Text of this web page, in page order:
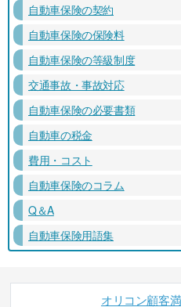
自動車保険の契約
自動車保険の保険料
自動車保険の等級制度
交通事故・事故対応
自動車保険の必要書類
自動車の税金
費用・コスト
自動車保険のコラム
Q＆A
自動車保険用語集
オリコン顧客